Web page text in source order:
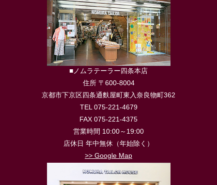
■ノムラテーラー四条本店
住所 〒600-8004
京都市下京区四条通麩屋町東入奈良物町362
TEL 075-221-4679
FAX 075-221-4375
営業時間 10:00～19:00
店休日 年中無休（年始除く）
>> Google Map